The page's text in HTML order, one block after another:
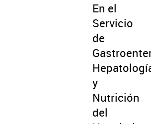
En el
Servicio
de
y
Nutrición
del